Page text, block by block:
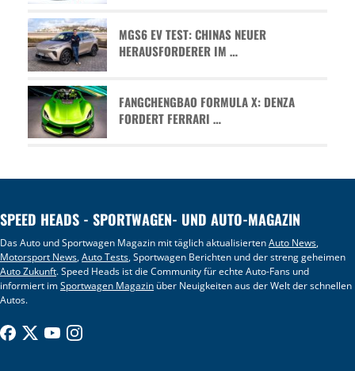
MGS6 EV TEST: CHINAS NEUER
HERAUSFORDERER IM …
FANGCHENGBAO FORMULA X: DENZA
FORDERT FERRARI …
SPEED HEADS - SPORTWAGEN- UND AUTO-MAGAZIN
Das Auto und Sportwagen Magazin mit täglich aktualisiertenAuto News,
Motorsport News,Auto Tests, Sportwagen Berichten und der streng geheimen
Auto Zukunft. Speed Heads ist die Community für echte Auto-Fans und
informiert imSportwagen Magazin über Neuigkeiten aus der Welt der schnellen
Autos.